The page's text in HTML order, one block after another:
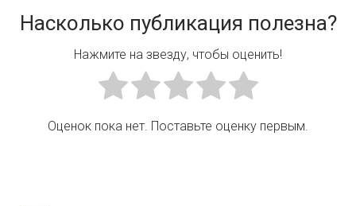
Насколько публикация полезна?
Нажмите на звезду, чтобы оценить!
Оценок пока нет. Поставьте оценку первым.